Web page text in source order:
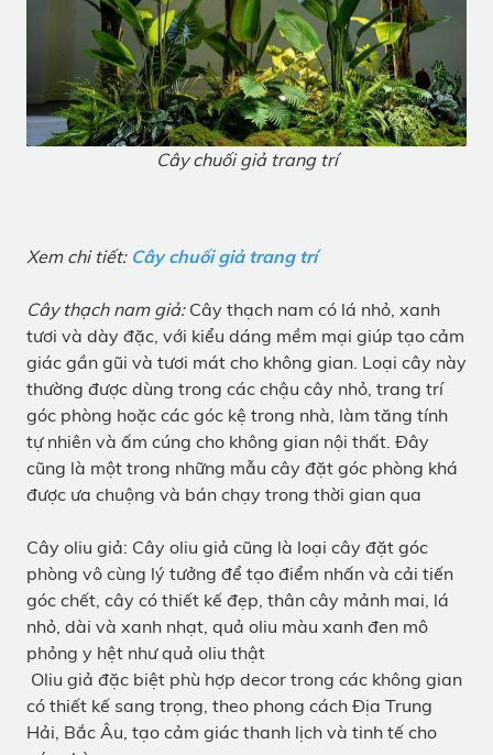
Cây chuối giả trang trí
Xem chi tiết: Cây chuối giả trang trí
Cây thạch nam giả:Cây thạch nam có lá nhỏ, xanh
tươi và dày đặc, với kiểu dáng mềm mại giúp tạo cảm
giác gần gũi và tươi mát cho không gian. Loại cây này
thường được dùng trong các chậu cây nhỏ, trang trí
góc phòng hoặc các góc kệ trong nhà, làm tăng tính
tự nhiên và ấm cúng cho không gian nội thất. Đây
cũng là một trong những mẫu cây đặt góc phòng khá
được ưa chuộng và bán chạy trong thời gian qua
Cây oliu giả: Cây oliu giả cũng là loại cây đặt góc
phòng vô cùng lý tưởng để tạo điểm nhấn và cải tiến
góc chết, cây có thiết kế đẹp, thân cây mảnh mai, lá
nhỏ, dài và xanh nhạt, quả oliu màu xanh đen mô
phỏng y hệt như quả oliu thật
Oliu giả đặc biệt phù hợp decor trong các không gian
có thiết kế sang trọng, theo phong cách Địa Trung
Hải, Bắc Âu, tạo cảm giác thanh lịch và tinh tế cho